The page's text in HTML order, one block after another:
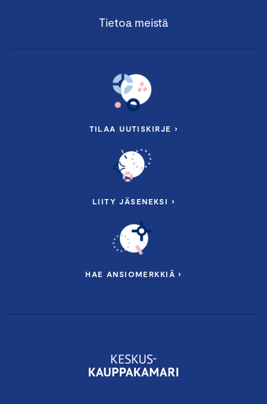
Tietoa meistä
TILAA UUTISKIRJE ›
LIITY JÄSENEKSI ›
HAE ANSIOMERKKIÄ ›